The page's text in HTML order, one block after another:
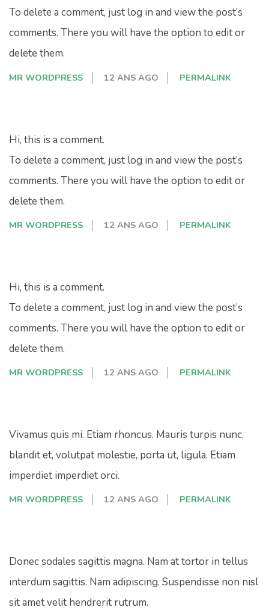
To delete a comment, just log in and view the post’s
comments. There you will have the option to edit or
delete them.
MR WORDPRESS 12 ANS AGO PERMALINK
Hi, this is a comment.
To delete a comment, just log in and view the post’s
comments. There you will have the option to edit or
delete them.
MR WORDPRESS 12 ANS AGO PERMALINK
Hi, this is a comment.
To delete a comment, just log in and view the post’s
comments. There you will have the option to edit or
delete them.
MR WORDPRESS 12 ANS AGO PERMALINK
Vivamus quis mi. Etiam rhoncus. Mauris turpis nunc,
blandit et, volutpat molestie, porta ut, ligula. Etiam
imperdiet imperdiet orci.
MR WORDPRESS 12 ANS AGO PERMALINK
Donec sodales sagittis magna. Nam at tortor in tellus
interdum sagittis. Nam adipiscing. Suspendisse non nisl
sit amet velit hendrerit rutrum.